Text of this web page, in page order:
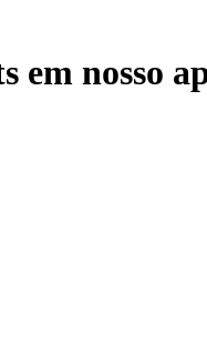
em nosso